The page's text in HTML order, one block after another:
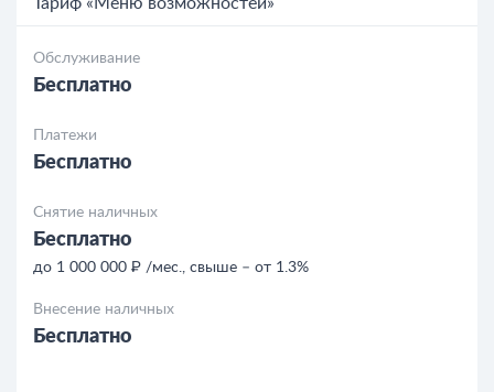
Обслуживание
Бесплатно
Платежи
Бесплатно
Снятие наличных
Бесплатно
до 1 000 000 ₽ /мес., свыше – от 1.3%
Внесение наличных
Бесплатно